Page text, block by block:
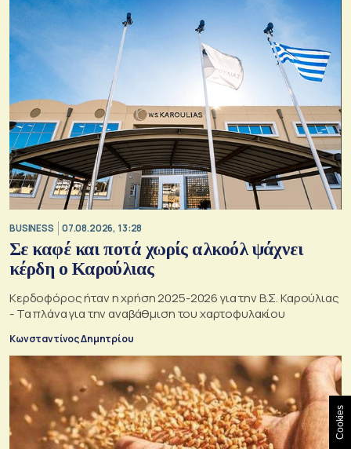
BUSINESS 07.08.2026, 13:28
Σε καφέ και ποτά χωρίς αλκοόλ ψάχνει
κέρδη ο Καρούλιας
Κερδοφόρος ήταν η χρήση 2025-2026 για την Β.Σ. Καρούλιας
- Τα πλάνα για την αναβάθμιση του χαρτοφυλακίου
Κωνσταντίνος Δημητρίου
Cookies